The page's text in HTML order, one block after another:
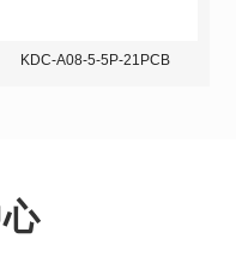
KDC-A08-5-5P-21PCB